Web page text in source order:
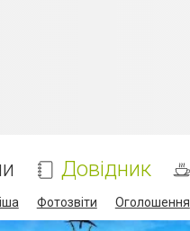
Довідник
Фотозвіти Оголошення